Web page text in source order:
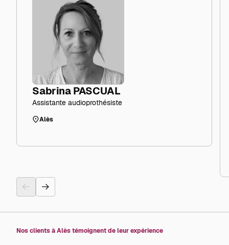
Sabrina PASCUAL
Assistante audioprothésiste
Alès
Nos clients à Alès témoignent de leur expérience